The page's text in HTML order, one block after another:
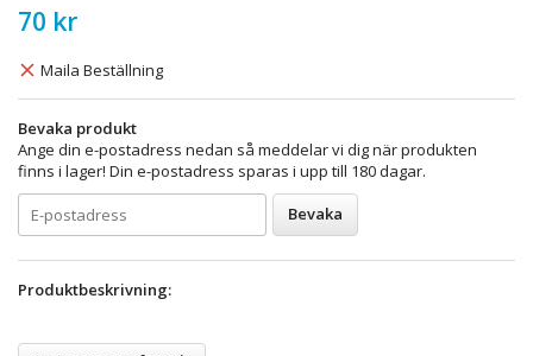
70 kr
Maila Beställning
Bevaka produkt
Ange din e-postadress nedan så meddelar vi dig när produkten
finns i lager! Din e-postadress sparas i upp till 180 dagar.
Bevaka
Produktbeskrivning: